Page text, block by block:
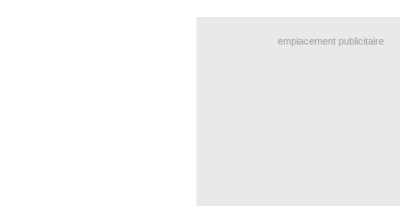
emplacement publicitaire